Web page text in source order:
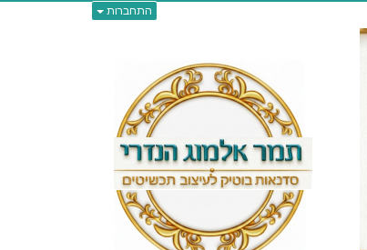
התחברות